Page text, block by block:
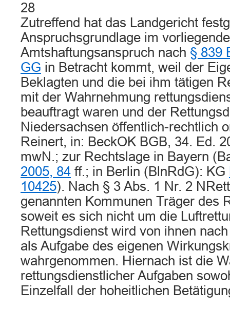
28
Zutreffend hat das Landgericht
Anspruchsgrundlage im
Amtshaftungsanspruch nach § 839
GG in Betracht kommt, weil der
Beklagten und die bei ihm tätigen
mit der Wahrnehmung
beauftragt waren und der
Niedersachsen öffentlich-rechtlich
Reinert, in: BeckOK BGB, 34. Ed.
mwN.; zur Rechtslage in Bayern
2005, 84 ff.; in Berlin (BlnRdG): KG
10425). Nach § 3 Abs. 1 Nr. 2
genannten Kommunen Träger des
soweit es sich nicht um die
Rettungsdienst wird von ihnen
als Aufgabe des eigenen
wahrgenommen. Hiernach ist die
rettungsdienstlicher Aufgaben
Einzelfall der hoheitlichen